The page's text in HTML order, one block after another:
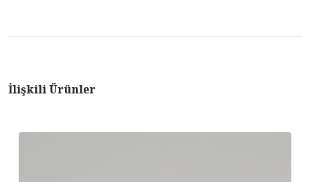
İlişkili Ürünler